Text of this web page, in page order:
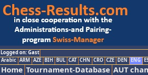
Logged on: Gast
Arabic ARM AZE BIH BUL CAT CHN CRO CZE DEN ENG
Home Tournament-Database AUT